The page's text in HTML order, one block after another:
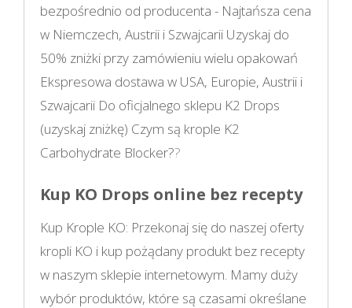
bezpośrednio od producenta - Najtańsza cena
w Niemczech, Austrii i Szwajcarii Uzyskaj do
50% zniżki przy zamówieniu wielu opakowań
Ekspresowa dostawa w USA, Europie, Austrii i
Szwajcarii Do oficjalnego sklepu K2 Drops
(uzyskaj zniżkę) Czym są krople K2
Carbohydrate Blocker??
Kup KO Drops online bez recepty
Kup Krople KO: Przekonaj się do naszej oferty
kropli KO i kup pożądany produkt bez recepty
w naszym sklepie internetowym. Mamy duży
wybór produktów, które są czasami określane